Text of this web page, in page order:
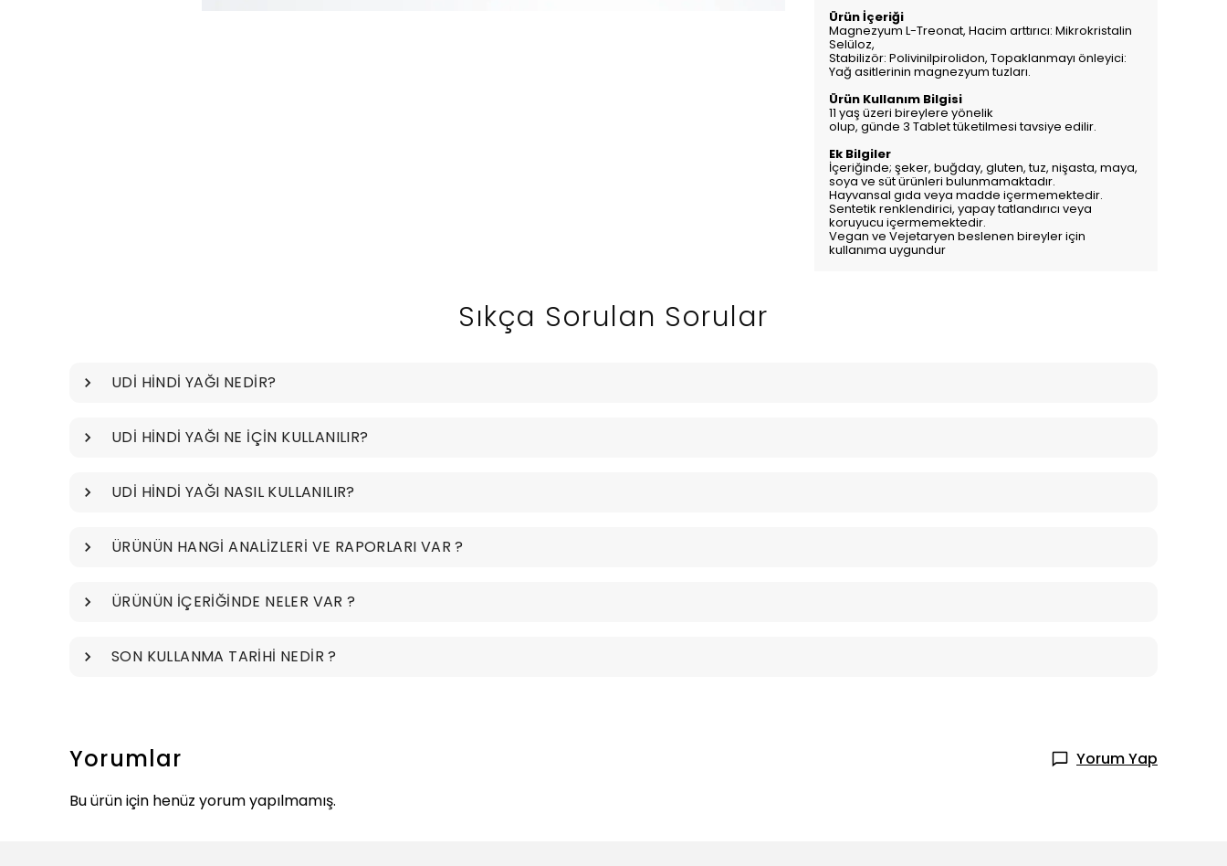
Ürün İçeriği
Magnezyum L-Treonat, Hacim arttırıcı: Mikrokristalin
Selüloz,
Stabilizör: Polivinilpirolidon, Topaklanmayı önleyici:
Yağ asitlerinin magnezyum tuzları.
Ürün Kullanım Bilgisi
11 yaş üzeri bireylere yönelik
olup, günde 3 Tablet tüketilmesi tavsiye edilir.
Ek Bilgiler
İçeriğinde; şeker, buğday, gluten, tuz, nişasta, maya,
soya ve süt ürünleri bulunmamaktadır.
Hayvansal gıda veya madde içermemektedir.
Sentetik renklendirici, yapay tatlandırıcı veya
koruyucu içermemektedir.
Vegan ve Vejetaryen beslenen bireyler için
kullanıma uygundur
Sıkça Sorulan Sorular
UDİ HİNDİ YAĞI NEDİR?
UDİ HİNDİ YAĞI NE İÇİN KULLANILIR?
UDİ HİNDİ YAĞI NASIL KULLANILIR?
ÜRÜNÜN HANGİ ANALİZLERİ VE RAPORLARI VAR ?
ÜRÜNÜN İÇERİĞİNDE NELER VAR ?
SON KULLANMA TARİHİ NEDİR ?
Yorumlar
Yorum Yap
Bu ürün için henüz yorum yapılmamış.